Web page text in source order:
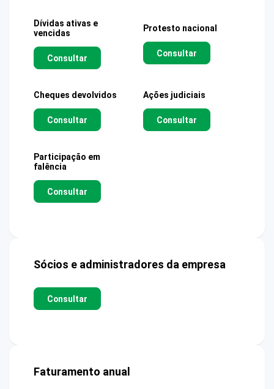
Dívidas ativas e
vencidas
Consultar
Protesto nacional
Consultar
Cheques devolvidos
Consultar
Ações judiciais
Consultar
Participação em
falência
Consultar
Sócios e administradores da empresa
Consultar
Faturamento anual